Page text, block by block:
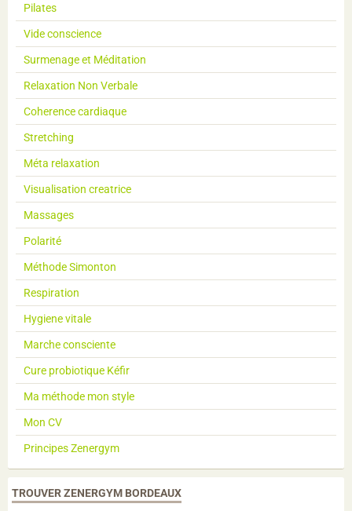
Pilates
Vide conscience
Surmenage et Méditation
Relaxation Non Verbale
Coherence cardiaque
Stretching
Méta relaxation
Visualisation creatrice
Massages
Polarité
Méthode Simonton
Respiration
Hygiene vitale
Marche consciente
Cure probiotique Kéfir
Ma méthode mon style
Mon CV
Principes Zenergym
TROUVER ZENERGYM BORDEAUX